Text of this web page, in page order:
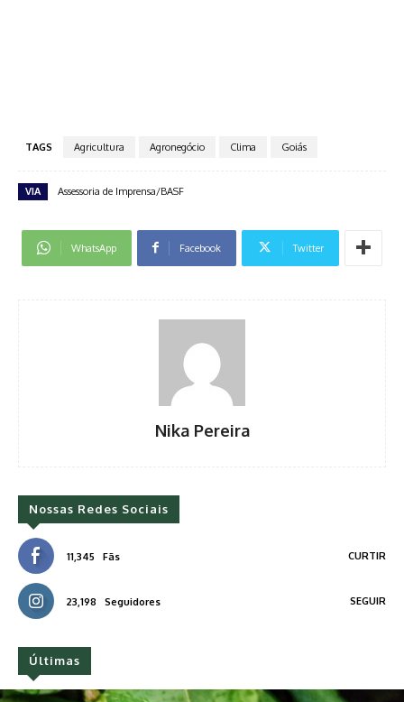
TAGS Agricultura Agronegócio Clima Goiás
VIA Assessoria de Imprensa/BASF
WhatsApp Facebook Twitter
Nika Pereira
Nossas Redes Sociais
11,345 Fãs CURTIR
23,198 Seguidores SEGUIR
Últimas